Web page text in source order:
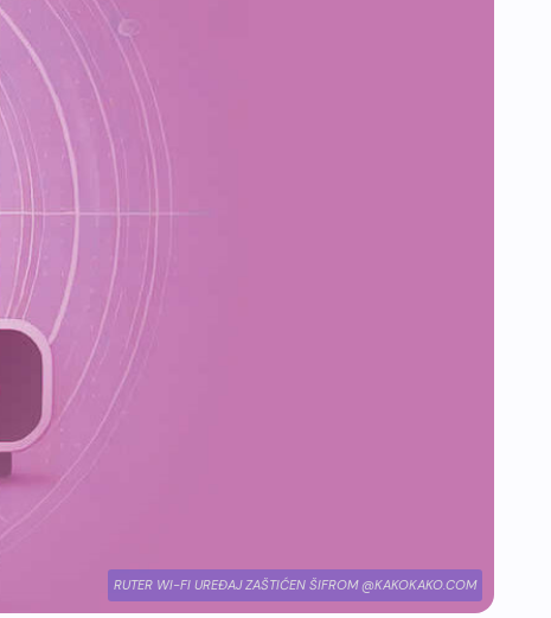
RUTER WI-FI UREĐAJ ZAŠTIĆEN ŠIFROM @KAKOKAKO.COM